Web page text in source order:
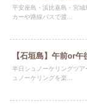
平安座島・浜比嘉島・宮
カーや路線バスで渡...
【石垣島】午前or
半日シュノーケリングツ
ュノーケリングを楽...